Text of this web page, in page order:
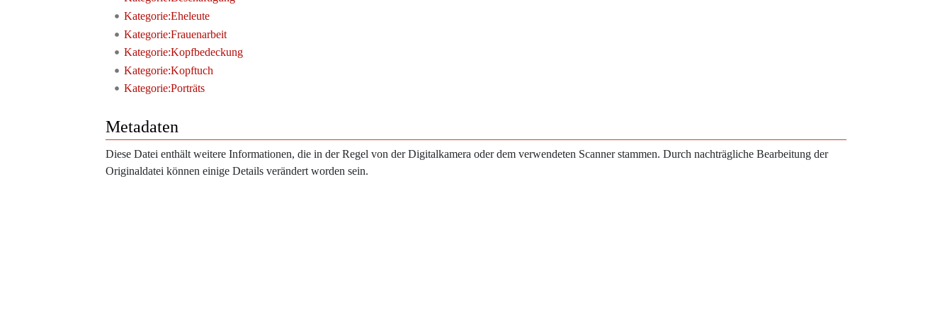
Kategorie:Eheleute
Kategorie:Frauenarbeit
Kategorie:Kopfbedeckung
Kategorie:Kopftuch
Kategorie:Porträts
Metadaten
Diese Datei enthält weitere Informationen, die in der Regel von der Digitalkamera oder dem verwendeten Scanner stammen. Durch nachträgliche Bearbeitung der
Originaldatei können einige Details verändert worden sein.